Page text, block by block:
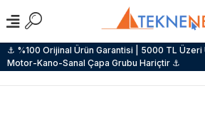
⚓ %100 Orijinal Ürün Garantisi | 5000 TL
Motor-Kano-Sanal Çapa Grubu Hariçtir ⚓